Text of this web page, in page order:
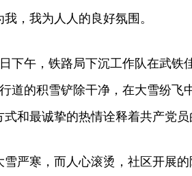
我，我为人人的良好氛围。
下午，铁路局下沉工作队在武铁
道的积雪铲除干净，在大雪纷飞
式和最诚挚的热情诠释着共产党
雪严寒，而人心滚烫，社区开展